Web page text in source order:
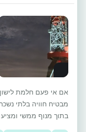
מבטיח חוויה בלתי
בתוך מנוף ממשי